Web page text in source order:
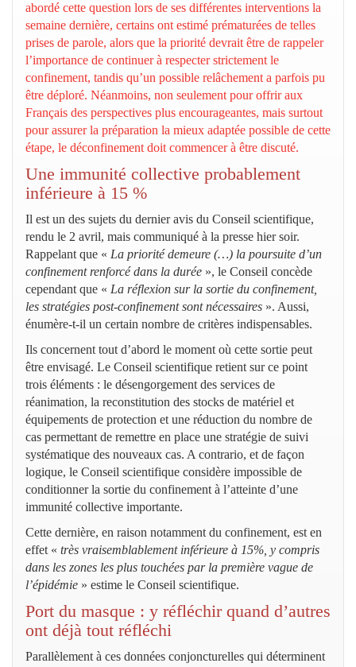
abordé cette question lors de ses différentes interventions la
semaine dernière, certains ont estimé prématurées de telles
prises de parole, alors que la priorité devrait être de rappeler
l’importance de continuer à respecter strictement le
confinement, tandis qu’un possible relâchement a parfois pu
être déploré. Néanmoins, non seulement pour offrir aux
Français des perspectives plus encourageantes, mais surtout
pour assurer la préparation la mieux adaptée possible de cette
étape, le déconfinement doit commencer à être discuté.
Une immunité collective probablement
inférieure à 15 %
Il est un des sujets du dernier avis du Conseil scientifique,
rendu le 2 avril, mais communiqué à la presse hier soir.
Rappelant que « La priorité demeure (…) la poursuite d’un
confinement renforcé dans la durée », le Conseil concède
cependant que « La réflexion sur la sortie du confinement,
les stratégies post-confinement sont nécessaires ». Aussi,
énumère-t-il un certain nombre de critères indispensables.
Ils concernent tout d’abord le moment où cette sortie peut
être envisagé. Le Conseil scientifique retient sur ce point
trois éléments : le désengorgement des services de
réanimation, la reconstitution des stocks de matériel et
équipements de protection et une réduction du nombre de
cas permettant de remettre en place une stratégie de suivi
systématique des nouveaux cas. A contrario, et de façon
logique, le Conseil scientifique considère impossible de
conditionner la sortie du confinement à l’atteinte d’une
immunité collective importante.
Cette dernière, en raison notamment du confinement, est en
effet « très vraisemblablement inférieure à 15%, y compris
dans les zones les plus touchées par la première vague de
l’épidémie » estime le Conseil scientifique.
Port du masque : y réfléchir quand d’autres
ont déjà tout réfléchi
Parallèlement à ces données conjoncturelles qui déterminent